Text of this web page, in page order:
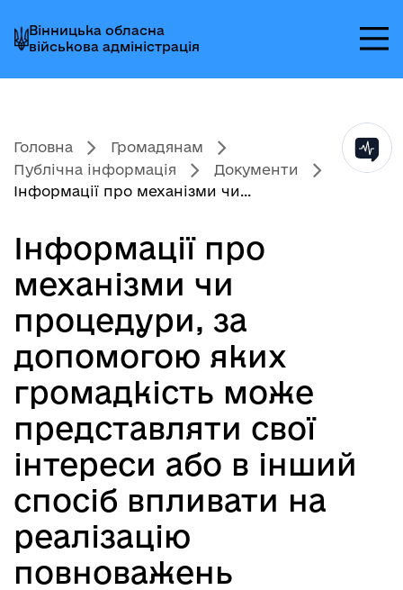
до
головного
меню
до
головного
вмісту
до
головного
колонтитула
Вінницька обласна
військова адміністрація
Головна
Громадянам
Публічна інформація
Документи
Інформації про механізми чи...
Інформації про
механізми чи
процедури, за
допомогою яких
громадкість може
представляти свої
інтереси або в інший
спосіб впливати на
реалізацію
повноважень